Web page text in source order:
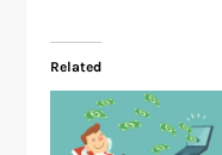
Related